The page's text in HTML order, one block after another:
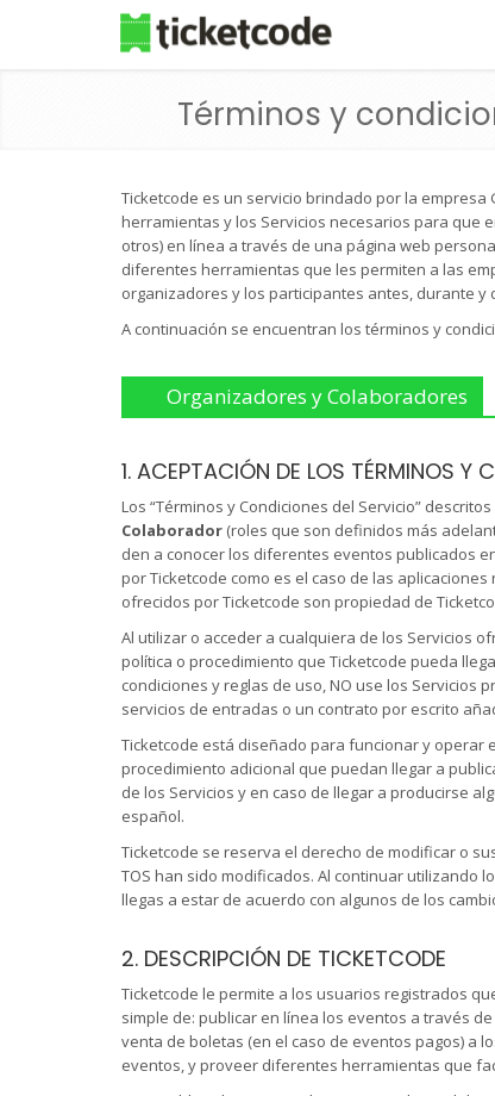
Términos y
Ticketcode es un servicio brindado por la
herramientas y los Servicios necesarios para que
otros) en línea a través de una página web
diferentes herramientas que les permiten a las
organizadores y los participantes antes, durante y
A continuación se encuentran los términos y
Organizadores y Colaboradores
1. ACEPTACIÓN DE LOS TÉRMINOS Y
Los “Términos y Condiciones del Servicio”
Colaborador (roles que son definidos más
den a conocer los diferentes eventos publicados
por Ticketcode como es el caso de las
ofrecidos por Ticketcode son propiedad de
Al utilizar o acceder a cualquiera de los Servicios
política o procedimiento que Ticketcode pueda
condiciones y reglas de uso, NO use los Servicios
servicios de entradas o un contrato por escrito
Ticketcode está diseñado para funcionar y operar
procedimiento adicional que puedan llegar a
de los Servicios y en caso de llegar a producirse
español.
Ticketcode se reserva el derecho de modificar o
TOS han sido modificados. Al continuar utilizando
llegas a estar de acuerdo con algunos de los
2. DESCRIPCIÓN DE TICKETCODE
Ticketcode le permite a los usuarios registrados
simple de: publicar en línea los eventos a través
venta de boletas (en el caso de eventos pagos) a
eventos, y proveer diferentes herramientas que